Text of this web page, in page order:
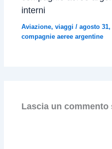
interni
Aviazione,viaggi /agosto
compagnie aeree argentine
Lascia un